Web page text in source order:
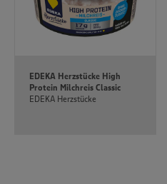
EDEKA Herzstücke High
Protein Milchreis Classic
EDEKA Herzstücke